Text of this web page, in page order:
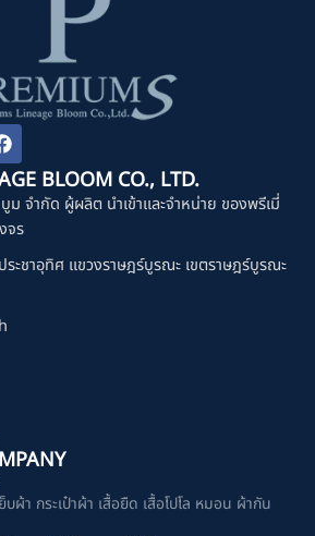
F
a
c
e
b
o
k
BLOOM CO., LTD.
จำกัด ผู้ผลิต นำเข้าและจำหน่าย ของพรีเมี่
จร
ะชาอุทิศ แขวงราษฎร์บูรณะ เขตราษฎร์บูรณะ
ผ้า กระเป๋าผ้า เสื้อยืด เสื้อโปโล หมอน ผ้ากัน